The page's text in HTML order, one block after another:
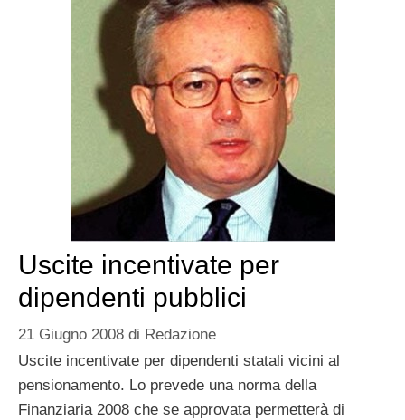
Uscite incentivate per
dipendenti pubblici
21 Giugno 2008 di Redazione
Uscite incentivate per dipendenti statali vicini al
pensionamento. Lo prevede una norma della
Finanziaria 2008 che se approvata permetterà di